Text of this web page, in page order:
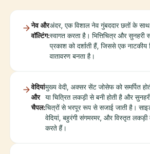
नेव और
वॉल्टिंग:
अंदर, एक विशाल नेव गुंबददार छतों के
स्वागत करता है। भित्तिचित्र और सुनहरी
प्रकाश को दर्शाती हैं, जिससे एक नाटकीय
वातावरण बनता है।
वेदियां
और
चैपल:
मुख्य वेदी, अक्सर सेंट जोसेफ को समर्पित
या चित्रित लकड़ी से बनी होती है और
चित्रों से भरपूर रूप से सजाई जाती है।
वेदियां, बहुरंगी संगमरमर, और विस्तृत लकड़ी
करते हैं।